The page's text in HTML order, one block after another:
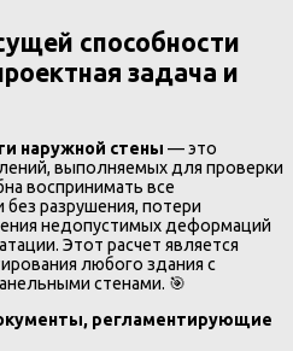
способности
задача и
наружной стены — это
выполняемых для проверки
воспринимать все
без разрушения, потери
недопустимых деформаций
Этот расчет является
любого здания с
стенами. 🎯
регламентирующие